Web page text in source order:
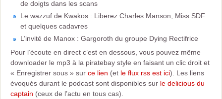
de doigts dans les scans
Le wazzuf de Kwakos : Liberez Charles Manson, Miss SDF
et quelques cadavres
L’invité de Manox : Gargoroth du groupe Dying Rectifrice
Pour l’écoute en direct c’est en dessous, vous pouvez même
downloader le mp3 à la piratebay style en faisant un clic droit et
« Enregistrer sous » sur ce lien (et le flux rss est ici). Les liens
évoqués durant le podcast sont disponibles sur le delicious du
captain (ceux de l’actu en tous cas).